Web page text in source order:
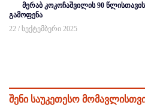
მერაბ კოკოჩაშვილის 90
გამოფენა
22 / სექტემბერი 2025
შენი საუკეთესო